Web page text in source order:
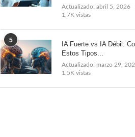
Actualizado: abril 5, 2026
1,7K vistas
5
IA Fuerte vs IA Débil:
Estos Tipos...
Actualizado: marzo 29,
1,5K vistas